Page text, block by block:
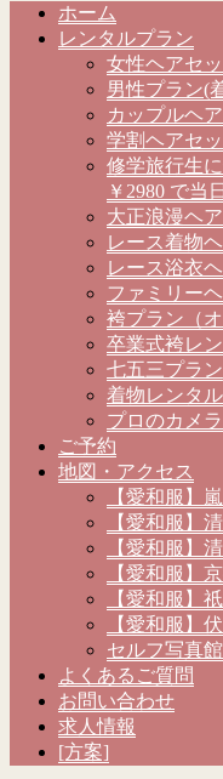
ホーム
レンタルプラン
女性ヘアセ
男性プラン(
カップルヘ
学割ヘアセ
修学旅行生
￥2980 で当
大正浪漫ヘ
レース着物
レース浴衣
ファミリー
袴プラン（オ
卒業式袴レ
七五三プラン
着物レンタ
プロのカメ
ご予約
地図・アクセス
【愛和服】
【愛和服】
【愛和服】
【愛和服】
【愛和服】
【愛和服】
セルフ写真
よくあるご質問
お問い合わせ
求人情報
[方案]